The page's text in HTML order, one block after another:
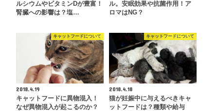
ルシウムやビタミンDが豊富！
腎臓への影響は？塩…
ル。安眠効果や抗菌作用！ア
ロマはNG？
キャットフードについて
2018.4.19
キャットフードに異物混入！
なぜ異物混入が起こるのか？
キャットフードについて
2018.4.18
猫が妊娠中に与えるべきキャ
ットフードは？種類や給与